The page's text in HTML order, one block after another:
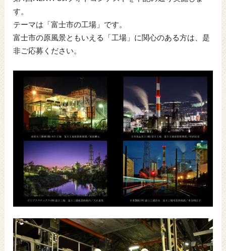
す。
テーマは「富士市の工場」です。
富士市の原風景ともいえる「工場」に関心のある方は、是
非ご応募ください。